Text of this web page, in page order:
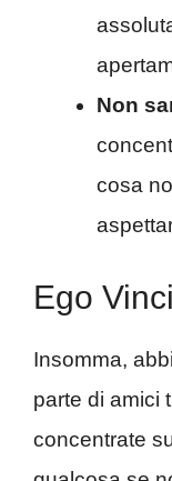
Non
cosa
Ego
Insomma,
parte di amici
concentrate